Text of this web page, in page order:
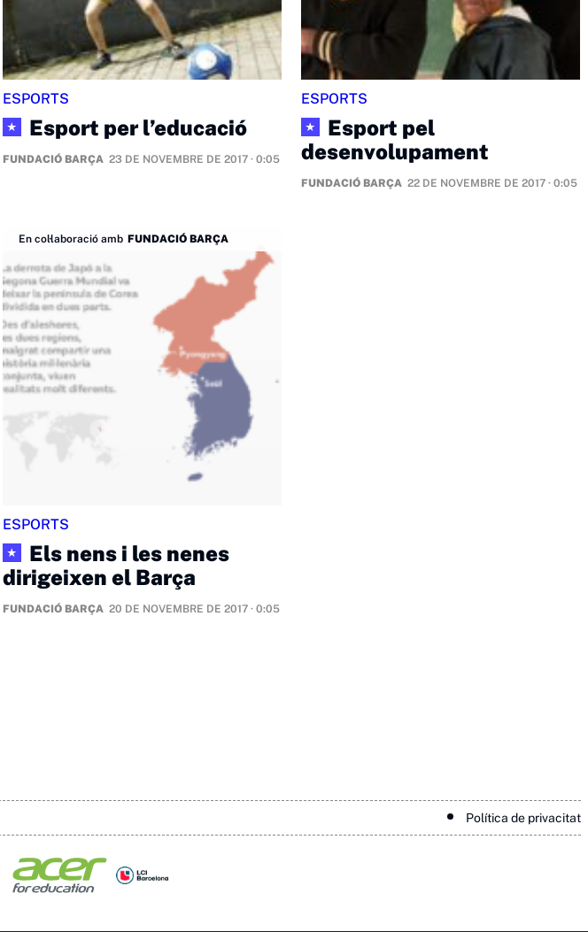
ESPORTS
★ Esport per l’educació
FUNDACIÓ BARÇA 23 DE NOVEMBRE DE 2017 · 0:05
ESPORTS
★
Esport pel
desenvolupament
FUNDACIÓ BARÇA 22 DE NOVEMBRE DE 2017 · 0:05
En col·laboració amb FUNDACIÓ BARÇA
ESPORTS
★
Els nens i les nenes
dirigeixen el Barça
FUNDACIÓ BARÇA 20 DE NOVEMBRE DE 2017 · 0:05
Política de privacitat